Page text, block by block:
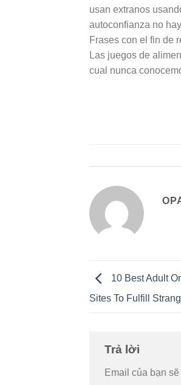
usan extranos
autoconfianza no
Frases con el fin de
Las juegos de
cual nunca
10 Best Adult
Sites To Fulfill
Trả lời
Email của bạn